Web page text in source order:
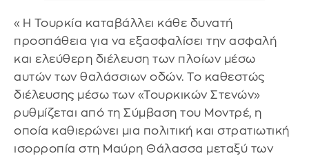
«Η Τουρκία καταβάλλει κάθε δυνατή
προσπάθεια για να εξασφαλίσει την ασφαλή
και ελεύθερη διέλευση των πλοίων μέσω
αυτών των θαλάσσιων οδών. Το καθεστώς
διέλευσης μέσω των «Τουρκικών Στενών»
ρυθμίζεται από τη Σύμβαση του Μοντρέ, η
οποία καθιερώνει μια πολιτική και στρατιωτική
ισορροπία στη Μαύρη Θάλασσα μεταξύ των